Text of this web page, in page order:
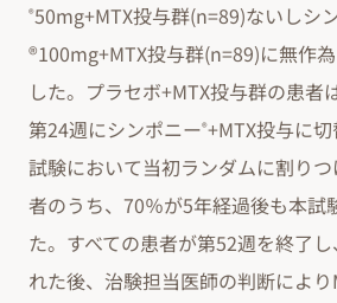
®50mg+MTX投与群(n=89)ないしシ
®100mg+MTX投与群(n=89)に無作
した。プラセボ+MTX投与群の患者
第24週にシンポニー®+MTX投与に
試験において当初ランダムに割り
者のうち、70％が5年経過後も本試
た。すべての患者が第52週を終了
れた後、治験担当医師の判断によ